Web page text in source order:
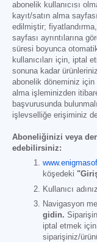
abonelik kullanıcısı
kayıt/satın alma
edilmiştir;
sayfası ayrıntılarına
süresi boyunca
kullanıcıları için, iptal
sonuna kadar
abonelik döneminiz için
alma işleminizden
başvurusunda
işlevselliğe erişiminiz
Aboneliğinizi veya
edebilirsiniz:
köşedeki
Kullanıcı
Navigasyon
gidin.
iptal etmek
siparişiniz/